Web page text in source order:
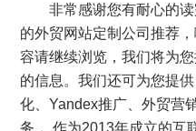
非常感谢您有耐心的读
的外贸网站定制公司推荐
容请继续浏览，我们将为
的信息。我们还可为您提
化 、Yandex推广 、外贸营
务， 作为2013年成立的互